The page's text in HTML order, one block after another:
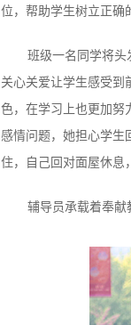
位，帮助学生树立正确
班级一名同学将头
关心关爱让学生感受到
色，在学习上也更加努
感情问题，她担心学生
住，自己回对面屋休息
辅导员承载着奉献